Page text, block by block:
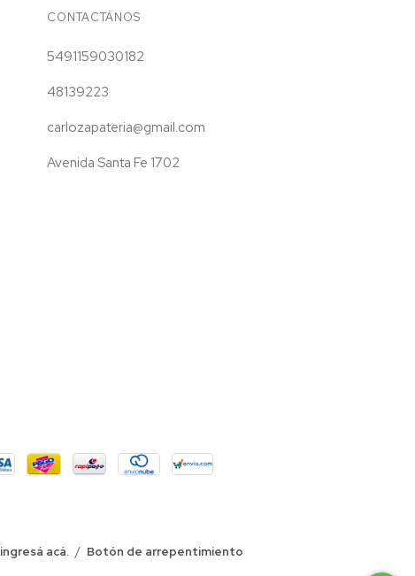
CONTACTÁNOS
5491159030182
48139223
carlozapateria@gmail.com
Avenida Santa Fe 1702
ingresá acá. / Botón de arrepentimiento